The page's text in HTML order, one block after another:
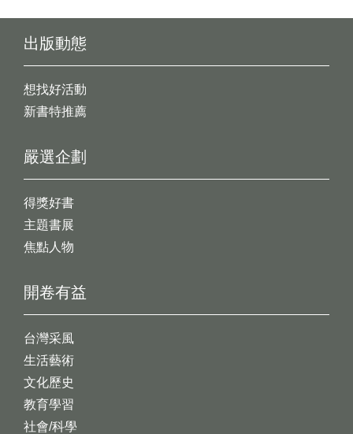
出版動態
想找好活動
新書特推薦
開卷有益
台灣采風
生活藝術
文化歷史
教育學習
社會/科學
嚴選企劃
得獎好書
主題書展
焦點人物